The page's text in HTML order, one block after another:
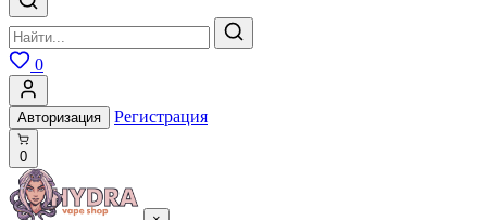
0
Авторизация Регистрация
0